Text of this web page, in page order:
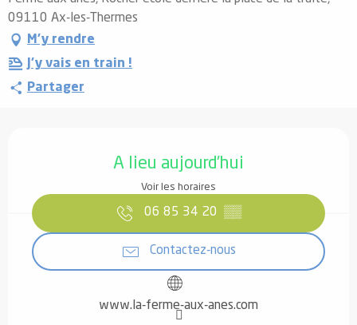
09110 Ax-les-Thermes
M'y rendre
J'y vais en train !
Partager
A lieu aujourd'hui
Voir les horaires
06 85 34 20 ▒▒
Contactez-nous
www.la-ferme-aux-anes.com